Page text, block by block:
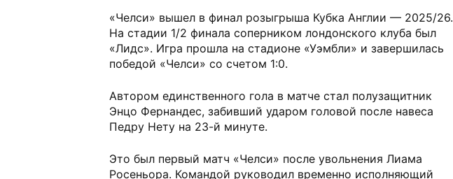
«Челси» вышел в финал розыгрыша Кубка Англии — 2025/26.
На стадии 1/2 финала соперником лондонского клуба был
«Лидс». Игра прошла на стадионе «Уэмбли» и завершилась
победой «Челси» со счетом 1:0.
Автором единственного гола в матче стал полузащитник
Энцо Фернандес, забивший ударом головой после навеса
Педру Нету на 23-й минуте.
Это был первый матч «Челси» после увольнения Лиама
Росеньора. Командой руководил временно исполняющий